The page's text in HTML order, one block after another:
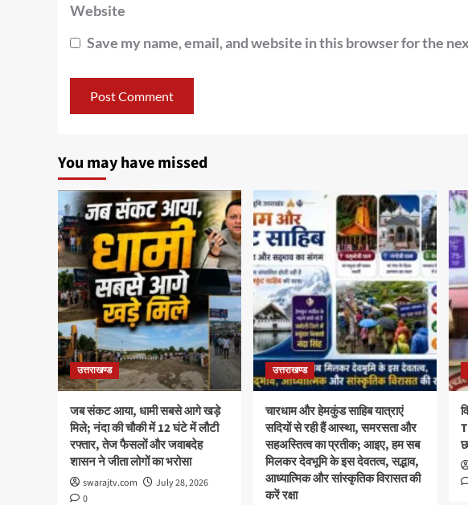
Website
Save my name, email, and website in this browser for the
You may have missed
उत्तराखण्ड
जब संकट आया, धामी सबसे आगे खड़े
मिले; नंदा की चौकी में 12 घंटे में लौटी
रफ्तार, तेज फैसलों और जवाबदेह
शासन ने जीता लोगों का भरोसा
swarajtv.com
July 28, 2026
0
उत्तराखण्ड
चारधाम और हेमकुंड साहिब यात्राएं
सदियों से रही हैं आस्था, समरसता और
सहअस्तित्व का प्रतीक; आइए, हम सब
मिलकर देवभूमि के इस देवतत्व, सद्भाव,
आध्यात्मिक और सांस्कृतिक विरासत की
करें रक्षा